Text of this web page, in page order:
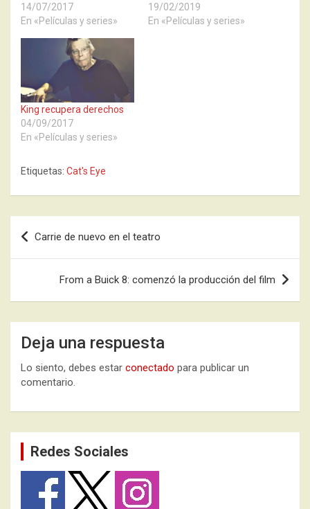
14/07/2017
En «Películas y series»
19/02/2019
En «Películas y series»
King recupera derechos
04/09/2017
En «Películas y series»
Etiquetas: Cat's Eye
Navegación
de
entradas
Carrie de nuevo en el teatro
From a Buick 8: comenzó la producción del film
Deja una respuesta
Lo siento, debes estar conectado para publicar un
comentario.
Redes Sociales